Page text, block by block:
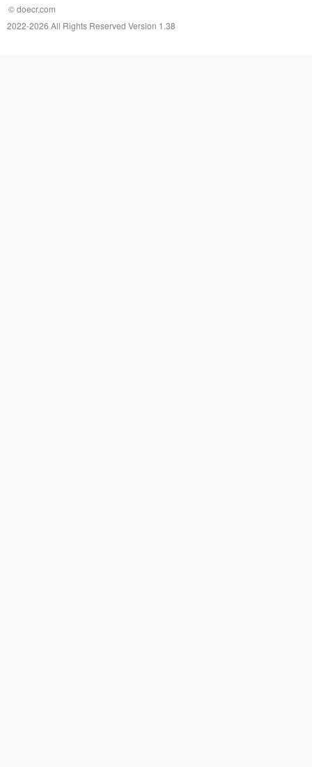
© doecr.com
2022-2026 All Rights Reserved Version 1.38